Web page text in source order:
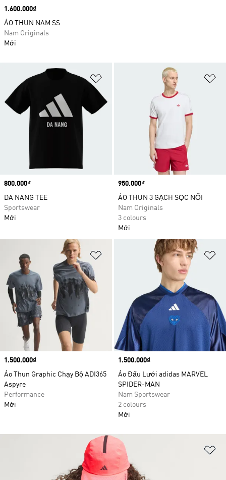
Price
800.000₫
DA NANG TEE
Sportswear
Mới
Price
950.000₫
ÁO THUN 3 GẠCH SỌC NỔI
Nam Originals
3 colours
Mới
Add to Wishlist
Price
1.500.000₫
Áo Thun Graphic Chạy Bộ ADI365
Aspyre
Performance
Mới
Price
1.500.000₫
Áo Đấu Lưới adidas MARVEL
SPIDER-MAN
Nam Sportswear
2 colours
Mới
Price
1.600.000₫
ÁO THUN NAM SS
Nam Originals
Mới